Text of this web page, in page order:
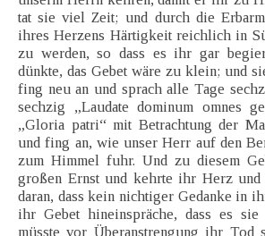
tat sie viel Zeit; und durch die
ihres Herzens Härtigkeit reichlich in
zu werden, so dass es ihr gar
dünkte, das Gebet wäre zu klein; und
fing neu an und sprach alle Tage
sechzig „Laudate dominum omnes
„Gloria patri“ mit Betrachtung der
und fing an, wie unser Herr auf den
zum Himmel fuhr. Und zu diesem
großen Ernst und kehrte ihr Herz
daran, dass kein nichtiger Gedanke in
ihr Gebet hineinspräche, dass es sie
müsste vor Überanstrengung ihr Tod